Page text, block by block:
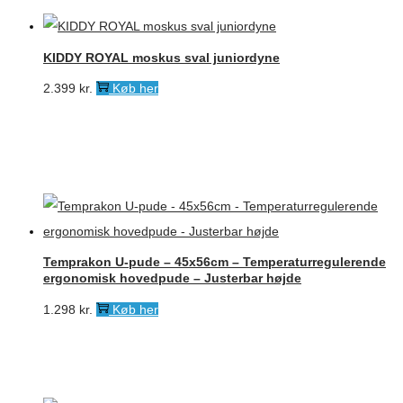
KIDDY ROYAL moskus sval juniordyne
2.399 kr. Køb her
Temprakon U-pude – 45x56cm – Temperaturregulerende
ergonomisk hovedpude – Justerbar højde
1.298 kr. Køb her